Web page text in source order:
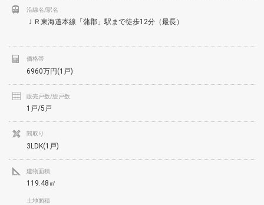
沿線名/駅名
ＪＲ東海道本線「蒲郡」駅まで徒歩12分（最長）
価格帯
6960万円(1戸)
販売戸数/総戸数
1戸/5戸
間取り
3LDK(1戸)
建物面積
119.48㎡
土地面積